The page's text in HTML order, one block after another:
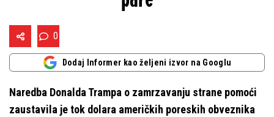
0
Dodaj Informer kao željeni izvor na Googlu
Naredba Donalda Trampa o zamrzavanju strane pomoći
zaustavila je tok dolara američkih poreskih obveznika